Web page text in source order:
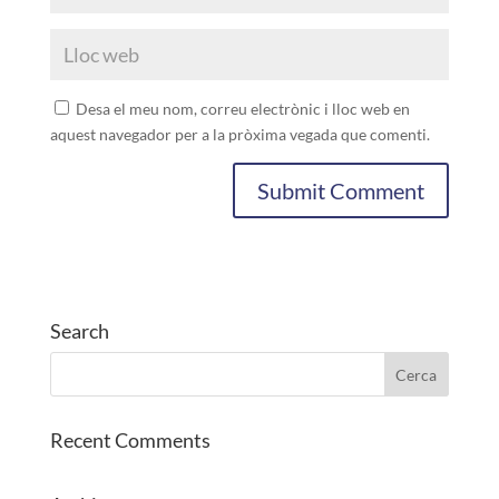
Desa el meu nom, correu electrònic i lloc web en
aquest navegador per a la pròxima vegada que comenti.
Search
Recent Comments